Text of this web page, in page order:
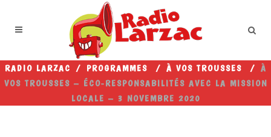
RADIO LARZAC / PROGRAMMES / À VOS TROUSSES / À
VOS TROUSSES – ÉCO-RESPONSABILITÉS AVEC LA MISSION
LOCALE – 3 NOVEMBRE 2020